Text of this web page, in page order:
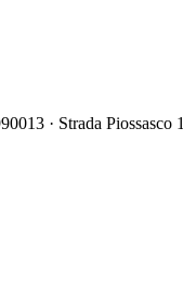
· Strada Piossasco